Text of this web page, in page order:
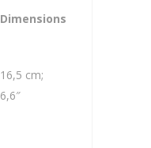
Dimensions
16,5 cm;
6,6″